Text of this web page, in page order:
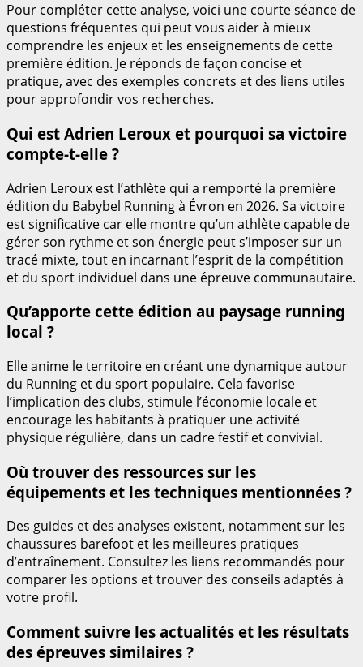
Pour compléter cette analyse, voici une courte séance de
questions fréquentes qui peut vous aider à mieux
comprendre les enjeux et les enseignements de cette
première édition. Je réponds de façon concise et
pratique, avec des exemples concrets et des liens utiles
pour approfondir vos recherches.
Qui est Adrien Leroux et pourquoi sa victoire
compte-t-elle ?
Adrien Leroux est l’athlète qui a remporté la première
édition du Babybel Running à Évron en 2026. Sa victoire
est significative car elle montre qu’un athlète capable de
gérer son rythme et son énergie peut s’imposer sur un
tracé mixte, tout en incarnant l’esprit de la compétition
et du sport individuel dans une épreuve communautaire.
Qu’apporte cette édition au paysage running
local ?
Elle anime le territoire en créant une dynamique autour
du Running et du sport populaire. Cela favorise
l’implication des clubs, stimule l’économie locale et
encourage les habitants à pratiquer une activité
physique régulière, dans un cadre festif et convivial.
Où trouver des ressources sur les
équipements et les techniques mentionnées ?
Des guides et des analyses existent, notamment sur les
chaussures barefoot et les meilleures pratiques
d’entraînement. Consultez les liens recommandés pour
comparer les options et trouver des conseils adaptés à
votre profil.
Comment suivre les actualités et les résultats
des épreuves similaires ?